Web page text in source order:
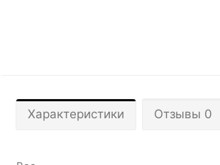
Характеристики Отзывы 0